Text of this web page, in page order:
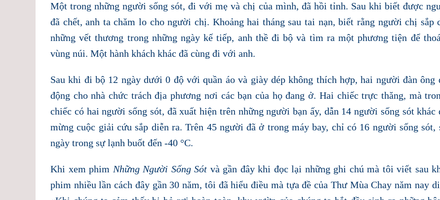
Một trong những người sống sót, đi với mẹ và chị của mình, đã hồi tỉnh. Sau khi biết được
đã chết, anh ta chăm lo cho người chị. Khoảng hai tháng sau tai nạn, biết rằng người chị sắp
những vết thương trong những ngày kế tiếp, anh thề đi bộ và tìm ra một phương tiện để
vùng núi. Một hành khách khác đã cùng đi với anh.
Sau khi đi bộ 12 ngày dưới 0 độ với quần áo và giày dép không thích hợp, hai người đàn ông
động cho nhà chức trách địa phương nơi các bạn của họ đang ở. Hai chiếc trực thăng, mà
chiếc có hai người sống sót, đã xuất hiện trên những người bạn ấy, dẫn 14 người sống sót khác
mừng cuộc giải cứu sắp diễn ra. Trên 45 người đã ở trong máy bay, chỉ có 16 người sống sót,
ngày trong sự lạnh buốt đến -40 °C.
Khi xem phim Những Người Sống Sót và gần đây khi đọc lại những ghi chú mà tôi viết sau
phim nhiều lần cách đây gần 30 năm, tôi đã hiểu điều mà tựa đề của Thư Mùa Chay năm nay